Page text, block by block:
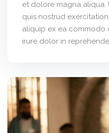
et dolore magna aliqua.
quis nostrud
aliquip ex ea commodo
irure dolor in